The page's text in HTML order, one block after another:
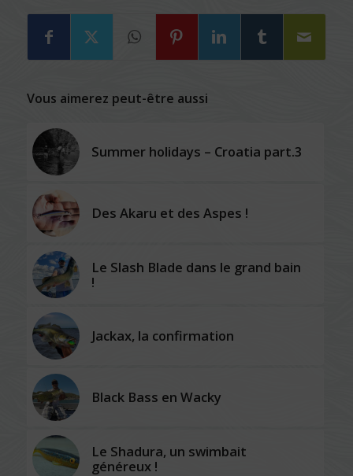
Vous aimerez peut-être aussi
Summer holidays – Croatia part.3
Des Akaru et des Aspes !
Le Slash Blade dans le grand bain
!
Jackax, la confirmation
Black Bass en Wacky
Le Shadura, un swimbait
généreux !